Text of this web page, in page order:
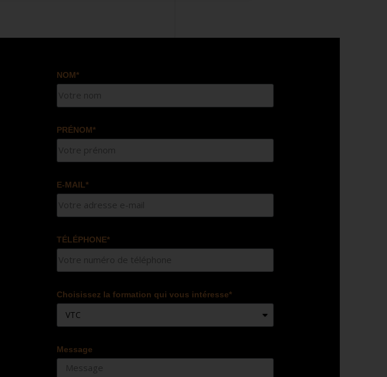
NOM*
PRÉNOM*
E-MAIL*
TÉLÉPHONE*
Choisissez la formation qui vous intéresse*
Message